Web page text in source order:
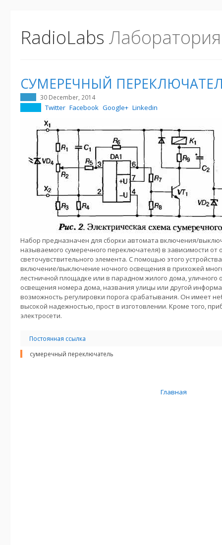
RadioLabs
СУМЕРЕЧНЫЙ
30 December, 2014
Twitter Facebook Google+ Linkedin
Набор предназначен для сборки автомата включения/
называемого сумеречного переключателя) в зависимости от
светочувствительного элемента. С помощью этого
включение/выключение ночного освещения в прихожей
лестничной площадке или в парадном жилого дома, уличного
освещения номера дома, названия улицы или другой
возможность регулировки порога срабатывания. Он имеет
высокой надежностью, прост в изготовлении. Кроме того,
электросети.
Постоянная ссылка
сумеречный переключатель
Главная